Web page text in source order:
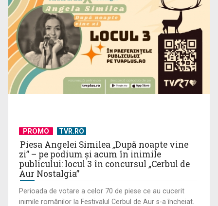
PROMO TVR.RO
Piesa Angelei Similea „După noapte vine
zi” – pe podium şi acum în inimile
publicului: locul 3 în concursul „Cerbul de
Aur Nostalgia”
Perioada de votare a celor 70 de piese ce au cucerit
inimile românilor la Festivalul Cerbul de Aur s-a încheiat.